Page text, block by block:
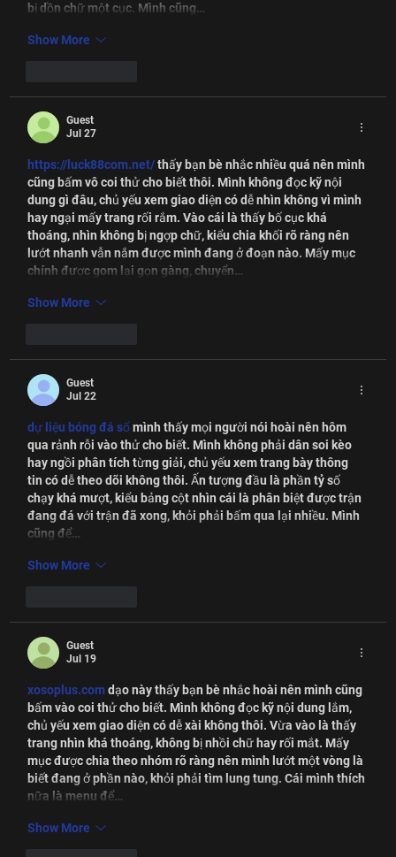
bị dồn chữ một cục. Mình cũng…
Show More
Guest
Jul 27
https://luck88com.net/ thấy bạn bè nhắc nhiều quá nên mình
cũng bấm vô coi thử cho biết thôi. Mình không đọc kỹ nội
dung gì đâu, chủ yếu xem giao diện có dễ nhìn không vì mình
hay ngại mấy trang rối rắm. Vào cái là thấy bố cục khá
thoáng, nhìn không bị ngợp chữ, kiểu chia khối rõ ràng nên
lướt nhanh vẫn nắm được mình đang ở đoạn nào. Mấy mục
chính được gom lại gọn gàng, chuyển…
Show More
Guest
Jul 22
dự liệu bóng đá số mình thấy mọi người nói hoài nên hôm
qua rảnh rỗi vào thử cho biết. Mình không phải dân soi kèo
hay ngồi phân tích từng giải, chủ yếu xem trang bày thông
tin có dễ theo dõi không thôi. Ấn tượng đầu là phần tỷ số
chạy khá mượt, kiểu bảng cột nhìn cái là phân biệt được trận
đang đá với trận đã xong, khỏi phải bấm qua lại nhiều. Mình
cũng để…
Show More
Guest
Jul 19
xosoplus.com dạo này thấy bạn bè nhắc hoài nên mình cũng
bấm vào coi thử cho biết. Mình không đọc kỹ nội dung lắm,
chủ yếu xem giao diện có dễ xài không thôi. Vừa vào là thấy
trang nhìn khá thoáng, không bị nhồi chữ hay rối mắt. Mấy
mục được chia theo nhóm rõ ràng nên mình lướt một vòng là
biết đang ở phần nào, khỏi phải tìm lung tung. Cái mình thích
nữa là menu để…
Show More